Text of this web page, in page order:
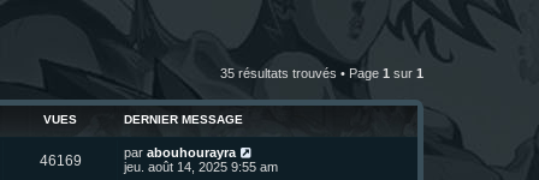
35 résultats trouvés • Page 1 sur 1
VUES DERNIER MESSAGE
46169V
D
e
par abouhourayra
jeu. août 14, 2025 9:55 am